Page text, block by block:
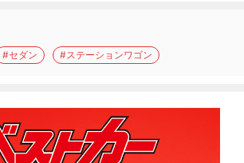
#セダン #ステーションワゴン